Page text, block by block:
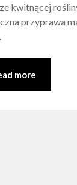
kwitnącej
przyprawa
more